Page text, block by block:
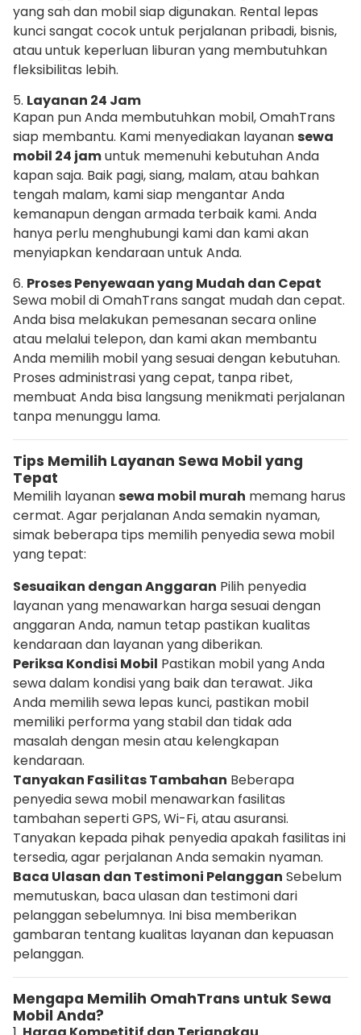
yang sah dan mobil siap digunakan. Rental lepas
kunci sangat cocok untuk perjalanan pribadi, bisnis,
atau untuk keperluan liburan yang membutuhkan
fleksibilitas lebih.
5. Layanan 24 Jam
Kapan pun Anda membutuhkan mobil, OmahTrans
siap membantu. Kami menyediakan layanansewa
mobil 24 jamuntuk memenuhi kebutuhan Anda
kapan saja. Baik pagi, siang, malam, atau bahkan
tengah malam, kami siap mengantar Anda
kemanapun dengan armada terbaik kami. Anda
hanya perlu menghubungi kami dan kami akan
menyiapkan kendaraan untuk Anda.
6. Proses Penyewaan yang Mudah dan Cepat
Sewa mobil di OmahTrans sangat mudah dan cepat.
Anda bisa melakukan pemesanan secara online
atau melalui telepon, dan kami akan membantu
Anda memilih mobil yang sesuai dengan kebutuhan.
Proses administrasi yang cepat, tanpa ribet,
membuat Anda bisa langsung menikmati perjalanan
tanpa menunggu lama.
Tips Memilih Layanan Sewa Mobil yang
Tepat
Memilih layanansewa mobil murah memang harus
cermat. Agar perjalanan Anda semakin nyaman,
simak beberapa tips memilih penyedia sewa mobil
yang tepat:
Sesuaikan dengan Anggaran Pilih penyedia
layanan yang menawarkan harga sesuai dengan
anggaran Anda, namun tetap pastikan kualitas
kendaraan dan layanan yang diberikan.
Periksa Kondisi Mobil Pastikan mobil yang Anda
sewa dalam kondisi yang baik dan terawat. Jika
Anda memilih sewa lepas kunci, pastikan mobil
memiliki performa yang stabil dan tidak ada
masalah dengan mesin atau kelengkapan
kendaraan.
Tanyakan Fasilitas Tambahan Beberapa
penyedia sewa mobil menawarkan fasilitas
tambahan seperti GPS, Wi-Fi, atau asuransi.
Tanyakan kepada pihak penyedia apakah fasilitas ini
tersedia, agar perjalanan Anda semakin nyaman.
Baca Ulasan dan Testimoni Pelanggan Sebelum
memutuskan, baca ulasan dan testimoni dari
pelanggan sebelumnya. Ini bisa memberikan
gambaran tentang kualitas layanan dan kepuasan
pelanggan.
Mengapa Memilih OmahTrans untuk Sewa
Mobil Anda?